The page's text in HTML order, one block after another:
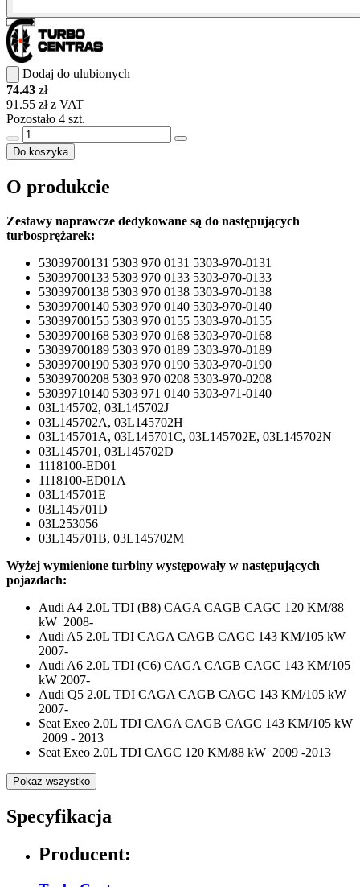
Dodaj do ulubionych
74.43 zł
91.55 zł z VAT
Pozostało 4 szt.
Do koszyka
O produkcie
Zestawy naprawcze dedykowane są do następujących
turbosprężarek:
53039700131 5303 970 0131 5303-970-0131
53039700133 5303 970 0133 5303-970-0133
53039700138 5303 970 0138 5303-970-0138
53039700140 5303 970 0140 5303-970-0140
53039700155 5303 970 0155 5303-970-0155
53039700168 5303 970 0168 5303-970-0168
53039700189 5303 970 0189 5303-970-0189
53039700190 5303 970 0190 5303-970-0190
53039700208 5303 970 0208 5303-970-0208
53039710140 5303 971 0140 5303-971-0140
03L145702, 03L145702J
03L145702A, 03L145702H
03L145701A, 03L145701C, 03L145702E, 03L145702N
03L145701, 03L145702D
1118100-ED01
1118100-ED01A
03L145701E
03L145701D
03L253056
03L145701B, 03L145702M
Wyżej wymienione turbiny występowały w następujących
pojazdach:
Audi A4 2.0L TDI (B8) CAGA CAGB CAGC 120 KM/88
kW 2008-
Audi A5 2.0L TDI CAGA CAGB CAGC 143 KM/105 kW
2007-
Audi A6 2.0L TDI (C6) CAGA CAGB CAGC 143 KM/105
kW 2007-
Audi Q5 2.0L TDI CAGA CAGB CAGC 143 KM/105 kW
2007-
Seat Exeo 2.0L TDI CAGA CAGB CAGC 143 KM/105 kW
2009 - 2013
Seat Exeo 2.0L TDI CAGC 120 KM/88 kW 2009 -2013
Pokaż wszystko
Specyfikacja
Producent: